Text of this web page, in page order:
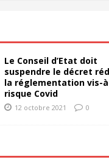
Le Conseil d’Etat doit
suspendre le décret
la réglementation vis-
risque Covid
12 octobre 2021 0